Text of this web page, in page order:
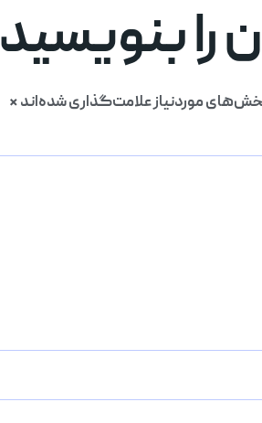
بنویسید
موردنیاز علامت‌گذاری شده‌اند*